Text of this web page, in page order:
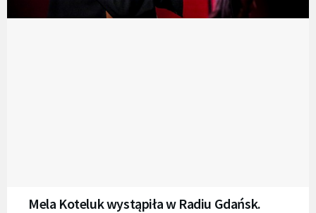
Mela Koteluk wystąpiła w Radiu Gdańsk.